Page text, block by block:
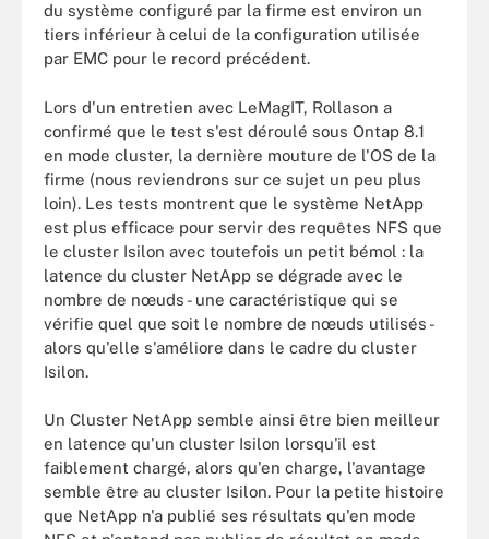
du système configuré par la firme est environ un
tiers inférieur à celui de la configuration utilisée
par EMC pour le record précédent.
Lors d'un entretien avec LeMagIT, Rollason a
confirmé que le test s'est déroulé sous Ontap 8.1
en mode cluster, la dernière mouture de l'OS de la
firme (nous reviendrons sur ce sujet un peu plus
loin). Les tests montrent que le système NetApp
est plus efficace pour servir des requêtes NFS que
le cluster Isilon avec toutefois un petit bémol : la
latence du cluster NetApp se dégrade avec le
nombre de nœuds - une caractéristique qui se
vérifie quel que soit le nombre de nœuds utilisés -
alors qu'elle s'améliore dans le cadre du cluster
Isilon.
Un Cluster NetApp semble ainsi être bien meilleur
en latence qu'un cluster Isilon lorsqu'il est
faiblement chargé, alors qu'en charge, l'avantage
semble être au cluster Isilon. Pour la petite histoire
que NetApp n'a publié ses résultats qu'en mode